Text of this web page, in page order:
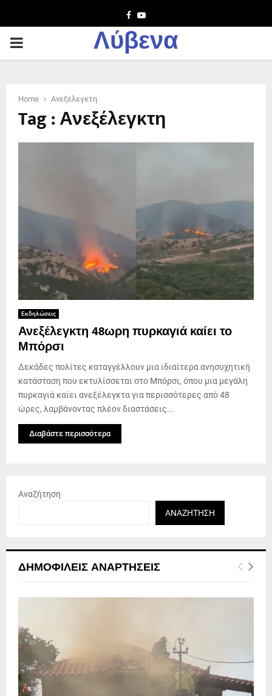
Facebook
Youtube
PRIMARY
Λύβενα
Home Ανεξέλεγκτη
Tag : Ανεξέλεγκτη
Εκδηλώσεις
Ανεξέλεγκτη 48ωρη πυρκαγιά καίει το
Μπόρσι
Δεκάδες πολίτες καταγγέλλουν μια ιδιαίτερα ανησυχητική
κατάσταση που εκτυλίσσεται στο Μπόρσι, όπου μια μεγάλη
πυρκαγιά καίει ανεξέλεγκτα για περισσότερες από 48
ώρες, λαμβάνοντας πλέον διαστάσεις...
Διαβάστε περισσότερα
Αναζήτηση
ΑΝΑΖΉΤΗΣΗ
ΔΗΜΟΦΙΛΕΊΣ ΑΝΑΡΤΉΣΕΙΣ